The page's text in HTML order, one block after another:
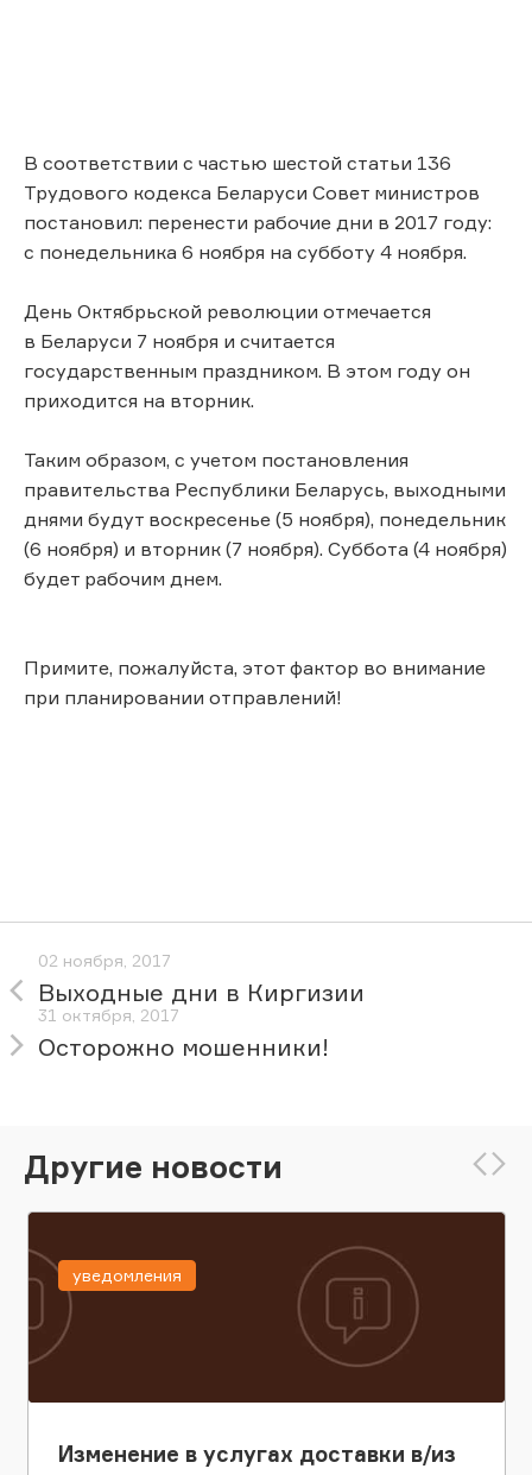
В соответствии с частью шестой статьи 136
Трудового кодекса Беларуси Совет министров
постановил: перенести рабочие дни в 2017 году:
с понедельника 6 ноября на субботу 4 ноября.
День Октябрьской революции отмечается
в Беларуси 7 ноября и считается
государственным праздником. В этом году он
приходится на вторник.
Таким образом, с учетом постановления
правительства Республики Беларусь, выходными
днями будут воскресенье (5 ноября), понедельник
(6 ноября) и вторник (7 ноября). Суббота (4 ноября)
будет рабочим днем.
Примите, пожалуйста, этот фактор во внимание
при планировании отправлений!
02 ноября, 2017
Выходные дни в Киргизии
31 октября, 2017
Осторожно мошенники!
Другие новости
Изменение в услугах доставки в/из
уведомления